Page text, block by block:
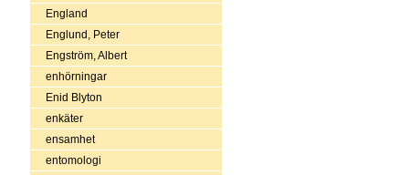
England
Englund, Peter
Engström, Albert
enhörningar
Enid Blyton
enkäter
ensamhet
entomologi